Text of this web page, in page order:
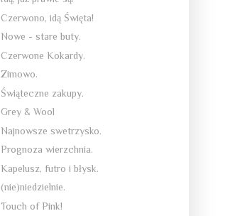
Czerwono, idą Święta!
Nowe - stare buty.
Czerwone Kokardy.
Zimowo.
Świąteczne zakupy.
Grey & Wool
Najnowsze swetrzysko.
Prognoza wierzchnia.
Kapelusz, futro i błysk.
(nie)niedzielnie.
Touch of Pink!